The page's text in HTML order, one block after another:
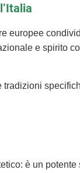
europee
e spirito
è un